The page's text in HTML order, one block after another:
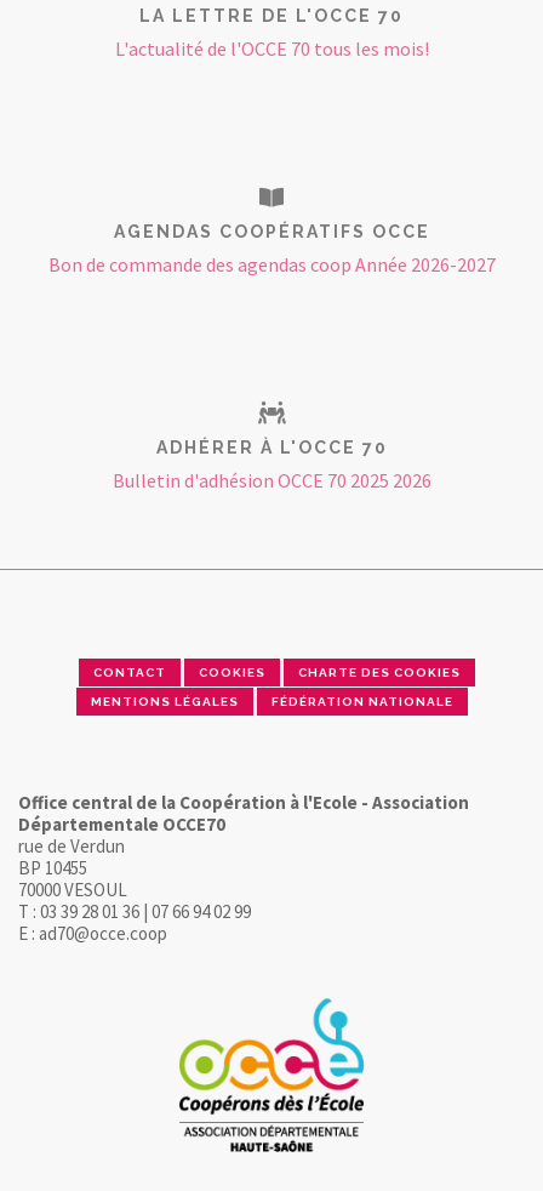
LA LETTRE DE L'OCCE 70
L'actualité de l'OCCE 70 tous les mois!
AGENDAS COOPÉRATIFS OCCE
Bon de commande des agendas coop Année 2026-2027
ADHÉRER À L'OCCE 70
Bulletin d'adhésion OCCE 70 2025 2026
CONTACT COOKIES CHARTE DES COOKIES
MENTIONS LÉGALES FÉDÉRATION NATIONALE
Office central de la Coopération à l'Ecole - Association
Départementale OCCE70
rue de Verdun
BP 10455
70000 VESOUL
T : 03 39 28 01 36 | 07 66 94 02 99
E : ad70@occe.coop